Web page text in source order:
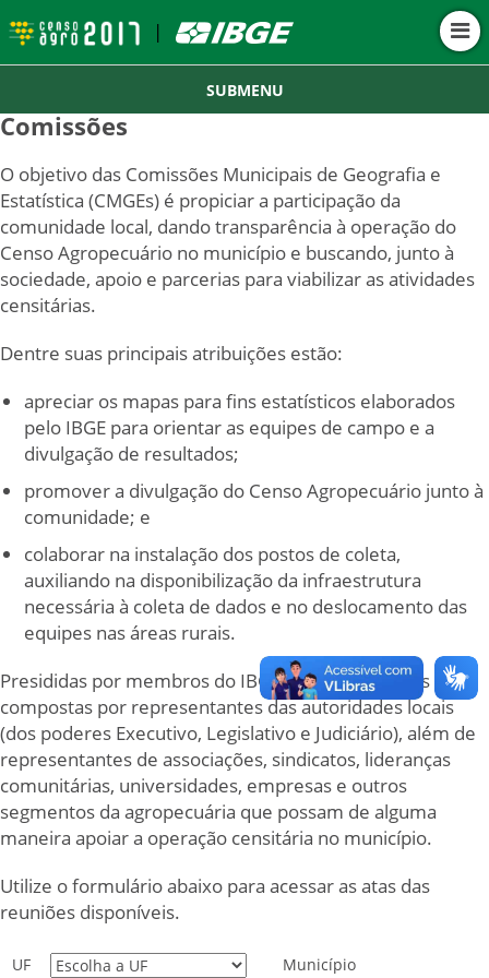
|
SUBMENU
Comissões
O objetivo das Comissões Municipais de Geografia e
Estatística (CMGEs) é propiciar a participação da
comunidade local, dando transparência à operação do
Censo Agropecuário no município e buscando, junto à
sociedade, apoio e parcerias para viabilizar as atividades
censitárias.
Dentre suas principais atribuições estão:
apreciar os mapas para fins estatísticos elaborados
pelo IBGE para orientar as equipes de campo e a
divulgação de resultados;
promover a divulgação do Censo Agropecuário junto à
comunidade; e
colaborar na instalação dos postos de coleta,
auxiliando na disponibilização da infraestrutura
necessária à coleta de dados e no deslocamento das
equipes nas áreas rurais.
Presididas por membros do IBGE, essas comissões são
compostas por representantes das autoridades locais
(dos poderes Executivo, Legislativo e Judiciário), além de
representantes de associações, sindicatos, lideranças
comunitárias, universidades, empresas e outros
segmentos da agropecuária que possam de alguma
maneira apoiar a operação censitária no município.
Utilize o formulário abaixo para acessar as atas das
reuniões disponíveis.
UF Município